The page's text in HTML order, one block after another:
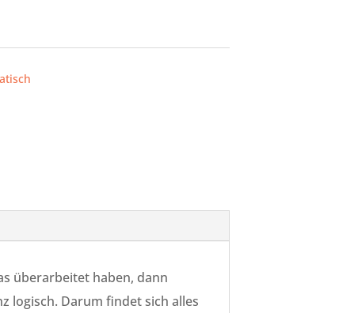
überarbeitet haben, dann
logisch. Darum findet sich alles